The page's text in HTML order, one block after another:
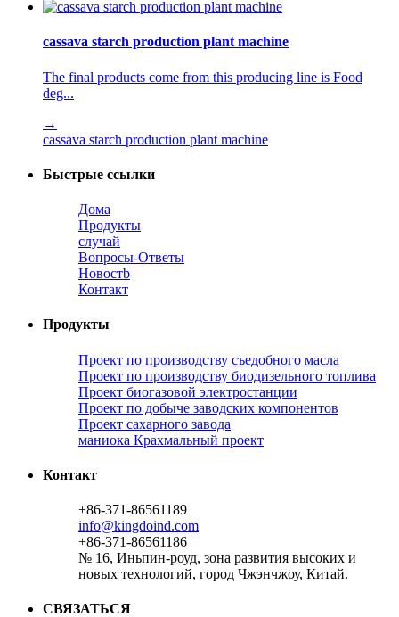
cassava starch production plant machine
The final products come from this producing line is Food
deg...
→
cassava starch production plant machine
Быстрые ссылки
Дома
Продукты
случай
Вопросы-Ответы
Новостb
Контакт
Продукты
Проект по производству съедобного масла
Проект по производству биодизельного топлива
Проект биогазовой электростанции
Проект по добыче заводских компонентов
Проект сахарного завода
маниока Крахмальный проект
Контакт
+86-371-86561189
info@kingdoind.com
+86-371-86561186
№ 16, Иньпин-роуд, зона развития высоких и
новых технологий, город Чжэнчжоу, Китай.
СВЯЗАТЬСЯ